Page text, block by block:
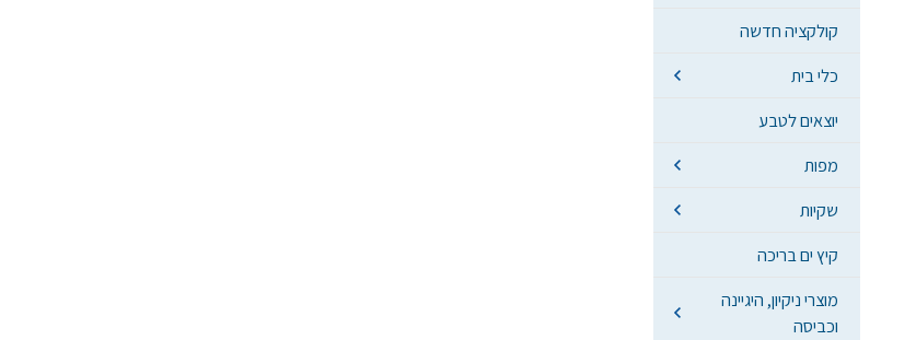
קולקציה חדשה
כלי בית
יוצאים לטבע
מפות
שקיות
קיץ ים בריכה
מוצרי ניקיון, היגיינה
וכביסה